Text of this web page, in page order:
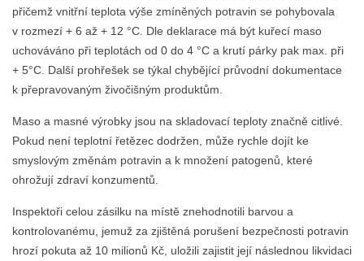
přičemž vnitřní teplota výše zmíněných potravin se pohybovala
v rozmezí + 6 až + 12 °C. Dle deklarace má být kuřecí maso
uchováváno při teplotách od 0 do 4 °C a krutí párky pak max. při
+ 5°C. Další prohřešek se týkal chybějící průvodní dokumentace
k přepravovaným živočišným produktům.
Maso a masné výrobky jsou na skladovací teploty značně citlivé.
Pokud není teplotní řetězec dodržen, může rychle dojít ke
smyslovým změnám potravin a k množení patogenů, které
ohrožují zdraví konzumentů.
Inspektoři celou zásilku na místě znehodnotili barvou a
kontrolovanému, jemuž za zjištěná porušení bezpečnosti potravin
hrozí pokuta až 10 milionů Kč, uložili zajistit její následnou likvidaci